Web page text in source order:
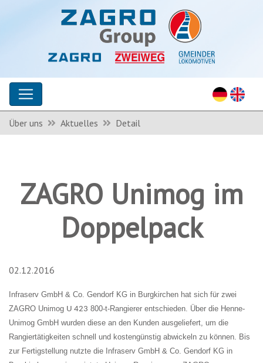
Über uns Aktuelles Detail
ZAGRO Unimog im
Doppelpack
02.12.2016
Infraserv GmbH & Co. Gendorf KG in Burgkirchen hat sich für zwei
ZAGRO Unimog U 423 800-t-Rangierer entschieden. Über die Henne-
Unimog GmbH wurden diese an den Kunden ausgeliefert, um die
Rangiertätigkeiten schnell und kostengünstig abwickeln zu können. Bis
zur Fertigstellung nutzte die Infraserv GmbH & Co. Gendorf KG in